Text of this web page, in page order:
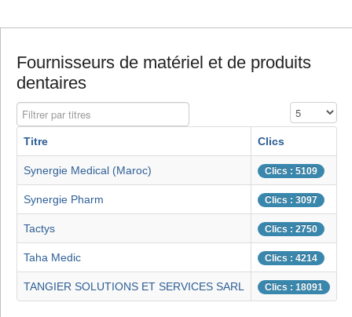
Fournisseurs de matériel et de produits
dentaires
Filtrer par titres Affichage #
Titre Clics
Synergie Medical (Maroc) Clics : 5109
Synergie Pharm Clics : 3097
Tactys Clics : 2750
Taha Medic Clics : 4214
TANGIER SOLUTIONS ET SERVICES SARL Clics : 18091